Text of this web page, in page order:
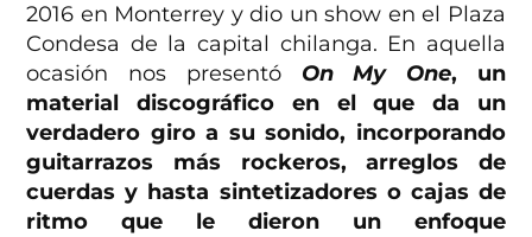
2016 en Monterrey y dio un show en el Plaza
Condesa de la capital chilanga. En aquella
ocasión nos presentó On My One, un
material discográfico en el que da un
verdadero giro a su sonido, incorporando
guitarrazos más rockeros, arreglos de
cuerdas y hasta sintetizadores o cajas de
ritmo que le dieron un enfoque